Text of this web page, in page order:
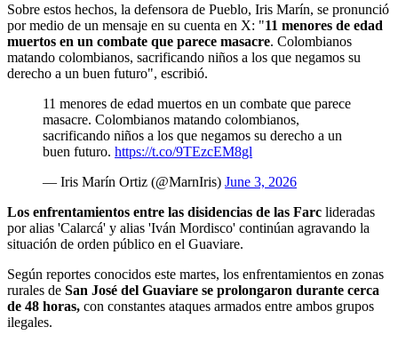
Sobre estos hechos, la defensora de Pueblo, Iris Marín, se pronunció
por medio de un mensaje en su cuenta en X: "11 menores de edad
muertos en un combate que parece masacre. Colombianos
matando colombianos, sacrificando niños a los que negamos su
derecho a un buen futuro", escribió.
11 menores de edad muertos en un combate que parece
masacre. Colombianos matando colombianos,
sacrificando niños a los que negamos su derecho a un
buen futuro. https://t.co/9TEzcEM8gl
— Iris Marín Ortiz (@MarnIris) June 3, 2026
Los enfrentamientos entre las disidencias de las Farc lideradas
por alias 'Calarcá' y alias 'Iván Mordisco' continúan agravando la
situación de orden público en el Guaviare.
Según reportes conocidos este martes, los enfrentamientos en zonas
rurales de San José del Guaviare se prolongaron durante cerca
de 48 horas, con constantes ataques armados entre ambos grupos
ilegales.